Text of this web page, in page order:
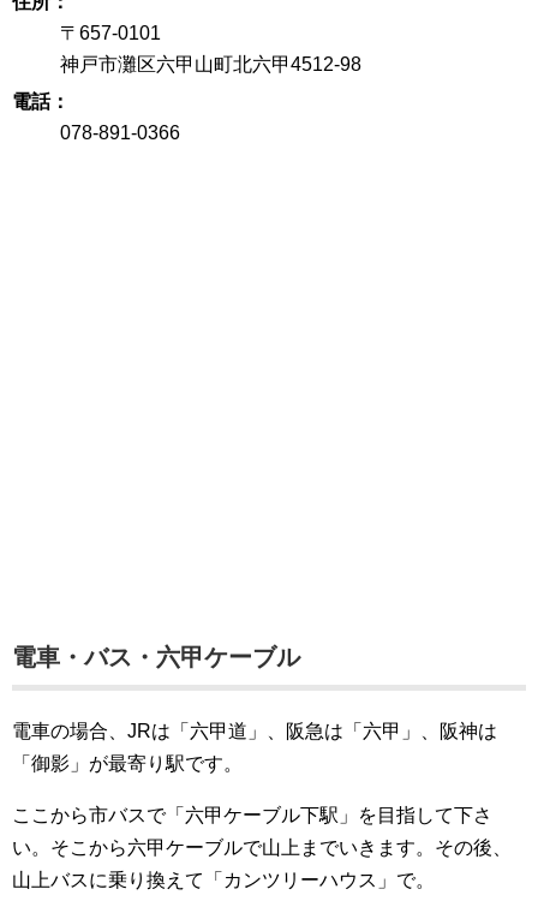
〒657-0101
神戸市灘区六甲山町北六甲4512-98
電話
078-891-0366
電車・バス・六甲ケーブル
電車の場合、JRは「六甲道」、阪急は「六甲」、阪神は
「御影」が最寄り駅です。
ここから市バスで「六甲ケーブル下駅」を目指して下さ
い。そこから六甲ケーブルで山上までいきます。その後、
山上バスに乗り換えて「カンツリーハウス」で。